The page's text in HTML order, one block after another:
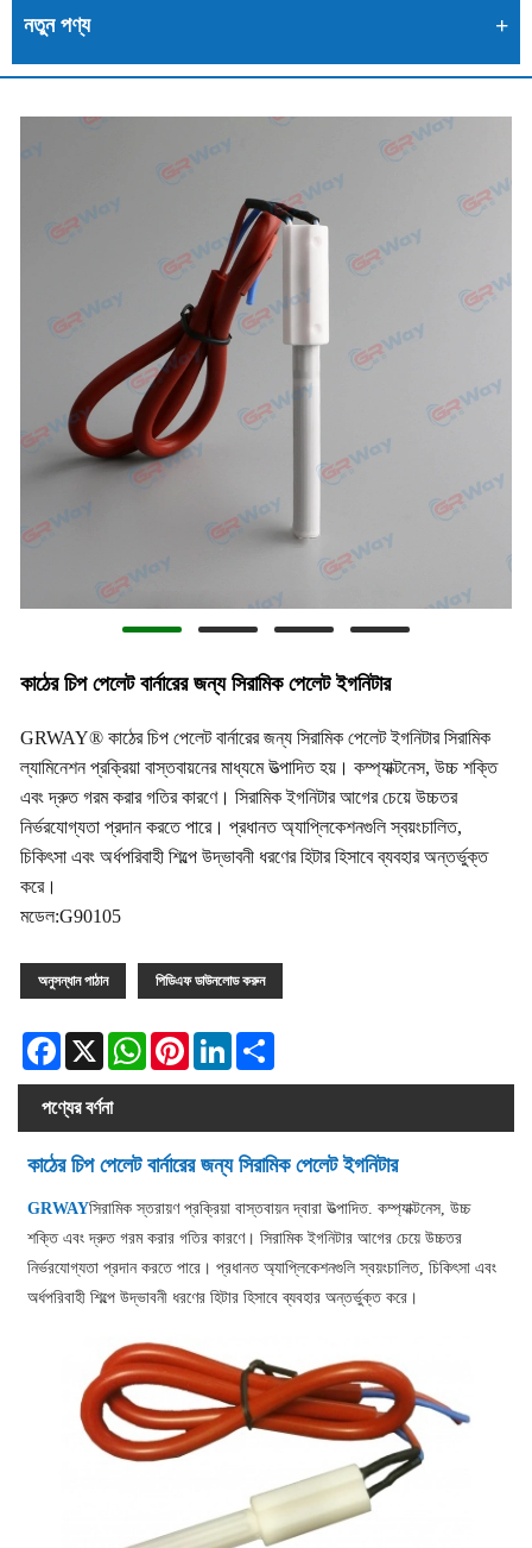
নতুন পণ্য
কাঠের চিপ পেলেট বার্নারের জন্য সিরামিক পেলেট ইগনিটার
GRWAY® কাঠের চিপ পেলেট বার্নারের জন্য সিরামিক পেলেট ইগনিটার সিরামিক
ল্যামিনেশন প্রক্রিয়া বাস্তবায়নের মাধ্যমে উত্পাদিত হয়। কম্প্যাক্টনেস, উচ্চ শক্তি
এবং দ্রুত গরম করার গতির কারণে। সিরামিক ইগনিটার আগের চেয়ে উচ্চতর
নির্ভরযোগ্যতা প্রদান করতে পারে। প্রধানত অ্যাপ্লিকেশনগুলি স্বয়ংচালিত,
চিকিৎসা এবং অর্ধপরিবাহী শিল্পে উদ্ভাবনী ধরণের হিটার হিসাবে ব্যবহার অন্তর্ভুক্ত
করে।
মডেল:G90105
অনুসন্ধান পাঠান পিডিএফ ডাউনলোড করুন
Facebook
X WhatsAppPinterestLinkedIn
পণ্যের বর্ণনা
কাঠের চিপ পেলেট বার্নারের জন্য সিরামিক পেলেট ইগনিটার
GRWAYসিরামিক স্তরায়ণ প্রক্রিয়া বাস্তবায়ন দ্বারা উত্পাদিত. কম্প্যাক্টনেস, উচ্চ
শক্তি এবং দ্রুত গরম করার গতির কারণে। সিরামিক ইগনিটার আগের চেয়ে উচ্চতর
নির্ভরযোগ্যতা প্রদান করতে পারে। প্রধানত অ্যাপ্লিকেশনগুলি স্বয়ংচালিত, চিকিৎসা এবং
অর্ধপরিবাহী শিল্পে উদ্ভাবনী ধরণের হিটার হিসাবে ব্যবহার অন্তর্ভুক্ত করে।